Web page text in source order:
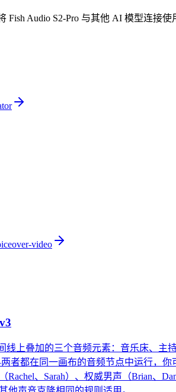
Fish Audio S2-Pro 与其他 AI 模型连接使
video
线上叠加的三个音频元素：音乐床、主
者都在同一画布的音频节点中运行，你
Rachel、Sarah）、权威男声（Brian、